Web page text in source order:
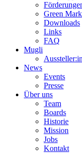
Green
Downloads
Links
FAQ
Mugli
News
Events
Presse
Über uns
Team
Boards
Historie
Mission
Jobs
Kontakt